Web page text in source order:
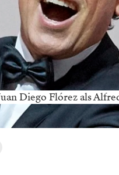
Diego Flórez als